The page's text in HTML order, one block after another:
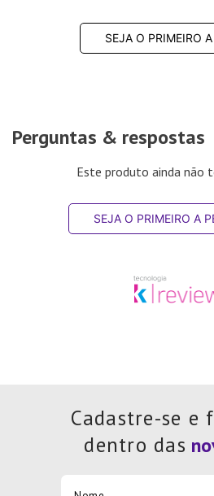
SEJA O PRIMEIRO
Perguntas & respostas
Este produto ainda não
SEJA O PRIMEIRO A
Cadastre-se e
dentro das